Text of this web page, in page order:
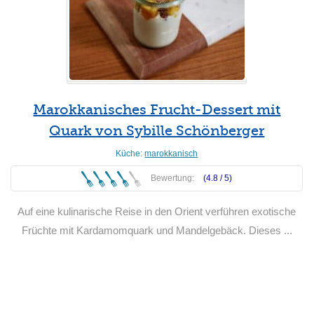
Marokkanisches Frucht-Dessert mit
Quark von Sybille Schönberger
Küche:marokkanisch
Bewertung: (4.8 /5)
Auf eine kulinarische Reise in den Orient verführen exotische
Früchte mit Kardamomquark und Mandelgebäck. Dieses ...